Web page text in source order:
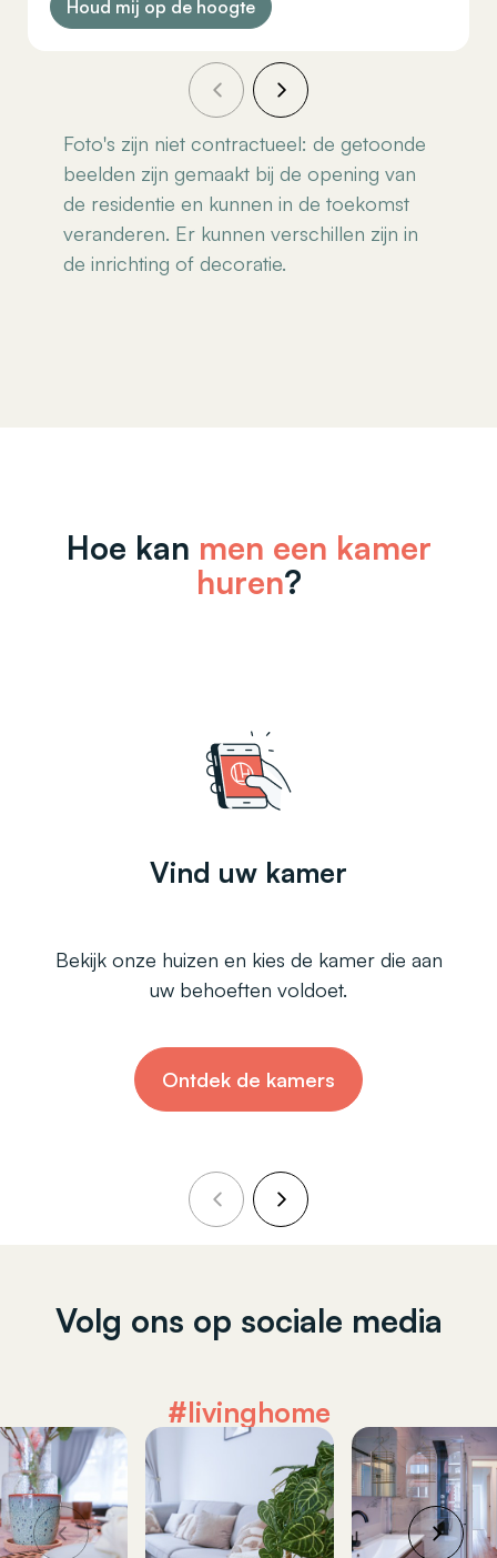
Houd mij op de hoogte
Foto's zijn niet contractueel: de getoonde
beelden zijn gemaakt bij de opening van
de residentie en kunnen in de toekomst
veranderen. Er kunnen verschillen zijn in
de inrichting of decoratie.
Hoe kan men een kamer
huren?
Vind uw kamer
Bekijk onze huizen en kies de kamer die aan
uw behoeften voldoet.
Ontdek de kamers
Volg ons op sociale media
#livinghome